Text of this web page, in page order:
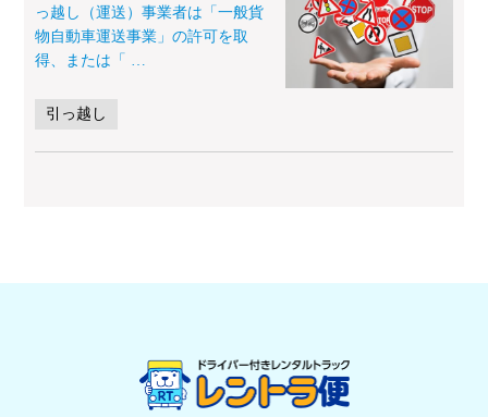
っ越し（運送）事業者は「一般貨
物自動車運送事業」の許可を取
得、または「
引っ越し